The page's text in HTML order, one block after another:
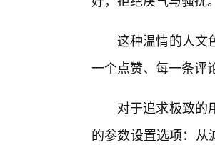
这种温情的人文
一个点赞、每一条评
对于追求极致的
的参数设置选项：从